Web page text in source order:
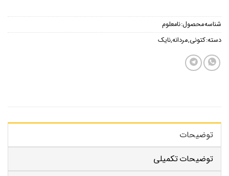
شناسه محصول:نامعلوم
دسته:کتونی,مردانه,نایک
توضیحات
توضیحات تکمیلی